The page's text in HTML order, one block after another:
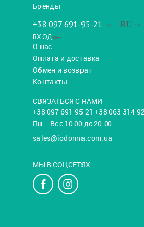
Бренды
RU
+38 097 691-95-21
ВХОД
О нас
Оплата и доставка
Обмен и возврат
Контакты
СВЯЗАТЬСЯ С НАМИ
+38 097 691-95-21 +38 063 314-
Пн — Вс с 10:00 до 20:00
sales@iodonna.com.ua
МЫ В СОЦСЕТЯХ